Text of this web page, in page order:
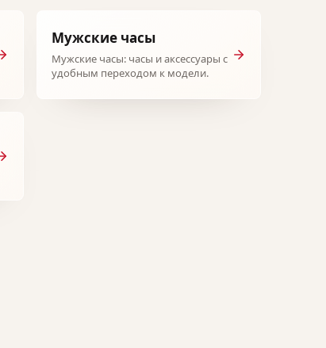
Мужские часы
Мужские часы: часы и аксессуары с
удобным переходом к модели.